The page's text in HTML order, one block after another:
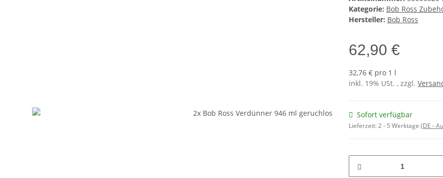
Kategorie: Bob Ross
Hersteller: Bob Ross
62,90 €
32,76 € pro 1 l
inkl. 19% USt. , zzgl.
Sofort verfügbar
Lieferzeit:2 - 5 Werktage (DE -